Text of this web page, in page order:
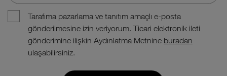
Tarafıma pazarlama ve tanıtım amaçlı e-posta
gönderilmesine izin veriyorum. Ticari elektronik ileti
gönderimine ilişkin Aydınlatma Metnine buradan
ulaşabilirsiniz.